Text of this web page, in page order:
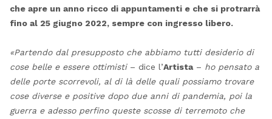
che apre un anno ricco di appuntamenti e che si protrarrà
fino al 25 giugno 2022, sempre con ingresso libero.
«Partendo dal presupposto che abbiamo tutti desiderio di
cose belle e essere ottimisti – dice l’Artista– ho pensato a
delle porte scorrevoli, al di là delle quali possiamo trovare
cose diverse e positive dopo due anni di pandemia, poi la
guerra e adesso perfino queste scosse di terremoto che